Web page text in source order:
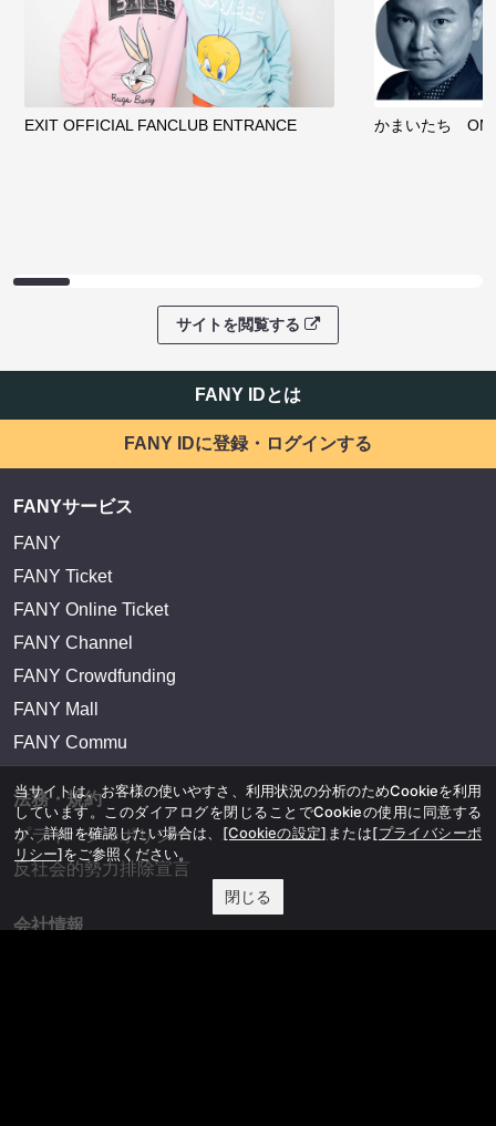
EXIT OFFICIAL FANCLUB ENTRANCE かまいたち
サイトを閲覧する
FANY IDとは
FANY IDに登録・ログインする
FANYサービス
FANY
FANY Ticket
FANY Online Ticket
FANY Channel
FANY Crowdfunding
FANY Mall
FANY Commu
法務・規約
プライバシーポリシー
反社会的勢力排除宣言
会社情報
当サイトは、お客様の使いやすさ、利用状況の分析のためCookieを利用
しています。このダイアログを閉じることでCookieの使用に同意する
か、詳細を確認したい場合は、 [Cookieの設定] または[プライバシーポ
リシー]をご参照ください。
閉じる